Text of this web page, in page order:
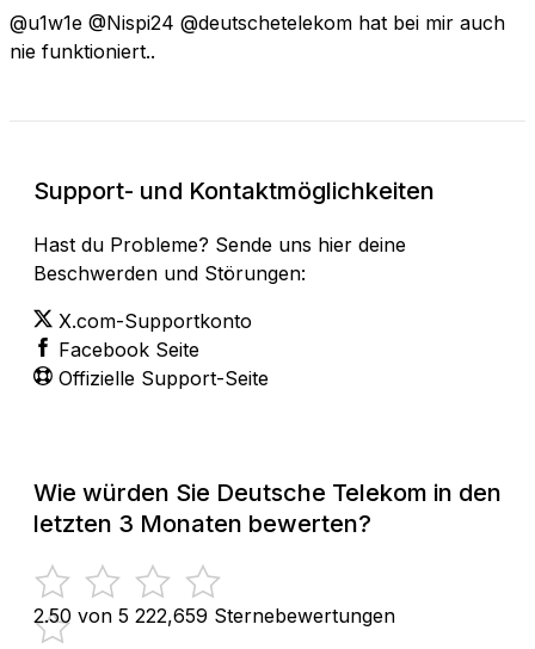
@u1w1e @Nispi24 @deutschetelekom hat bei mir auch
nie funktioniert..
Support- und Kontaktmöglichkeiten
Hast du Probleme? Sende uns hier deine
Beschwerden und Störungen:
X.com-Supportkonto
Facebook Seite
Offizielle Support-Seite
Wie würden Sie Deutsche Telekom in den
letzten 3 Monaten bewerten?
2.50 von 5 222,659 Sternebewertungen